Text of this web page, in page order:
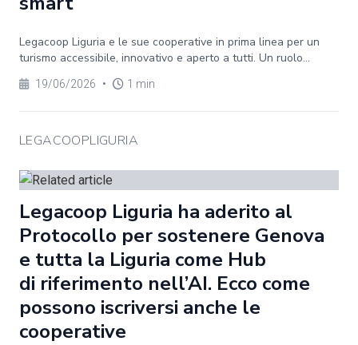
Legacoop Liguria e le sue cooperative in prima linea per un
turismo accessibile, innovativo e aperto a tutti. Un ruolo...
19/06/2026 • 1 min
LEGACOOPLIGURIA
Legacoop Liguria ha aderito al
Protocollo per sostenere Genova
e tutta la Liguria come Hub
di riferimento nell’AI. Ecco come
possono iscriversi anche le
cooperative